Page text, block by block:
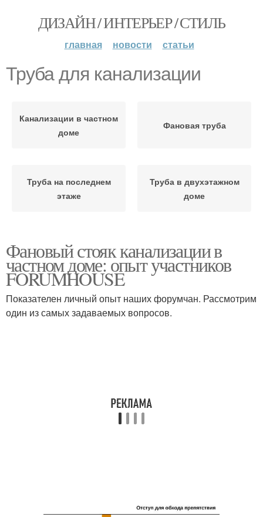
ДИЗАЙН / ИНТЕРЬЕР / СТИЛЬ
главная новости статьи
Труба для канализации
Канализации в частном
доме
Фановая труба
Труба на последнем
этаже
Труба в двухэтажном
доме
Фановый стояк канализации в
частном доме: опыт участников
FORUMHOUSE
Показателен личный опыт наших форумчан. Рассмотрим
один из самых задаваемых вопросов.